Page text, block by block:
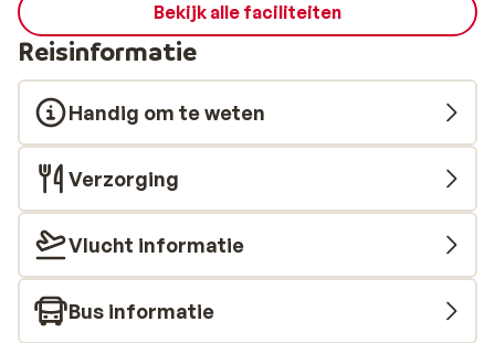
Bekijk alle faciliteiten
Reisinformatie
Handig om te weten
Verzorging
Vlucht informatie
Bus informatie